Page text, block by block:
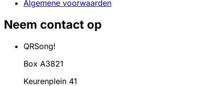
Algemene voorwaarden
Neem contact op
QRSong!
Box A3821
Keurenplein 41